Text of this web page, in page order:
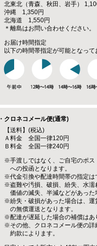
北東北（青森、秋田、岩手）
沖縄 1,350円
北海道 1,550円
＊離島はお問い合わせください。
お届け時間指定
以下の時間帯指定が可能となって
・クロネコメール便(通常)
【送料】(税込)
Ａ料金 全国一律120円
Ｂ料金 全国一律240円
※手渡しではなく、ご自宅のポス
への投函となります。
※代金引換や配達時間帯の指定は
※盗難や汚損、破損、紛失、水濡
価値の滅失、半減などがあった
※紛失・破損があった場合は、運
の無償運送となります。
※配達が遅延した場合の補償はあ
※その他、クロネコメール便の詳
約款によります。